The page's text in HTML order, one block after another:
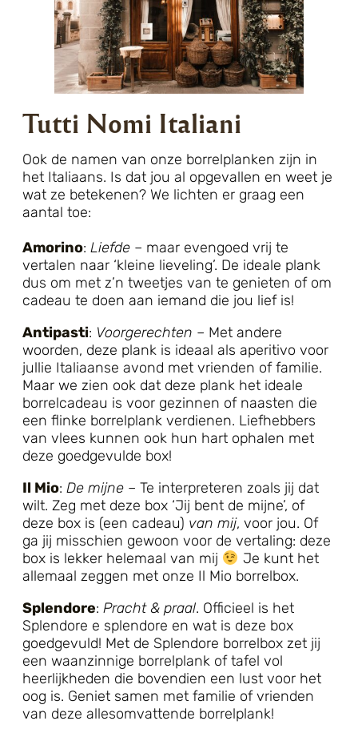
Tutti Nomi Italiani
Ook de namen van onze borrelplanken zijn in
het Italiaans. Is dat jou al opgevallen en weet je
wat ze betekenen? We lichten er graag een
aantal toe:
Amorino: Liefde – maar evengoed vrij te
vertalen naar ‘kleine lieveling’. De ideale plank
dus om met z’n tweetjes van te genieten of om
cadeau te doen aan iemand die jou lief is!
Antipasti: Voorgerechten – Met andere
woorden, deze plank is ideaal als aperitivo voor
jullie Italiaanse avond met vrienden of familie.
Maar we zien ook dat deze plank het ideale
borrelcadeau is voor gezinnen of naasten die
een flinke borrelplank verdienen. Liefhebbers
van vlees kunnen ook hun hart ophalen met
deze goedgevulde box!
Il Mio: De mijne – Te interpreteren zoals jij dat
wilt. Zeg met deze box ‘Jij bent de mijne’, of
deze box is (een cadeau) van mij, voor jou. Of
ga jij misschien gewoon voor de vertaling: deze
box is lekker helemaal van mij
Je kunt het
allemaal zeggen met onze Il Mio borrelbox.
Splendore: Pracht & praal. Officieel is het
Splendore e splendore en wat is deze box
goedgevuld! Met de Splendore borrelbox zet jij
een waanzinnige borrelplank of tafel vol
heerlijkheden die bovendien een lust voor het
oog is. Geniet samen met familie of vrienden
van deze allesomvattende borrelplank!